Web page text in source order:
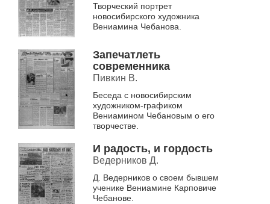
Творческий портрет
новосибирского художника
Вениамина Чебанова.
Запечатлеть
современника
Пивкин В.
Беседа с новосибирским
художником-графиком
Вениамином Чебановым о его
творчестве.
И радость, и гордость
Ведерников Д.
Д. Ведерников о своем бывшем
ученике Вениамине Карповиче
Чебанове.